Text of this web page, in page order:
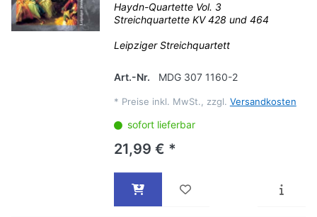
Haydn-Quartette Vol. 3
Streichquartette KV 428 und 464
Leipziger Streichquartett
Art.-Nr. MDG 307 1160-2
* Preise inkl. MwSt., zzgl. Versandkosten
sofort lieferbar
21,99 € *